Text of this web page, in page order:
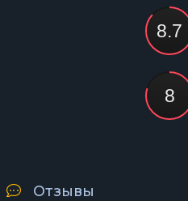
Отзывы